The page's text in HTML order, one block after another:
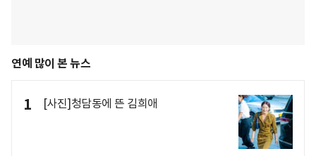
연예 많이 본 뉴스
1 [사진]청담동에 뜬 김희애